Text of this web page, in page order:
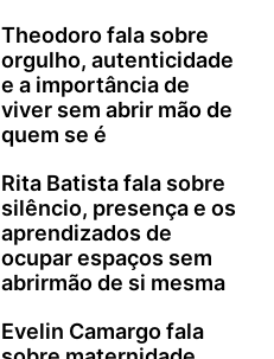
Theodoro fala sobre
orgulho, autenticidade
e a importância de
viver sem abrir mão de
quem se é
Rita Batista fala sobre
silêncio, presença e os
aprendizados de
ocupar espaços sem
abrirmão de si mesma
Evelin Camargo fala